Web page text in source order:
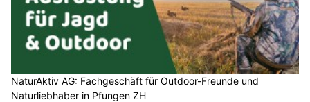
NaturAktiv AG: Fachgeschäft für Outdoor-Freunde und
Naturliebhaber in Pfungen ZH